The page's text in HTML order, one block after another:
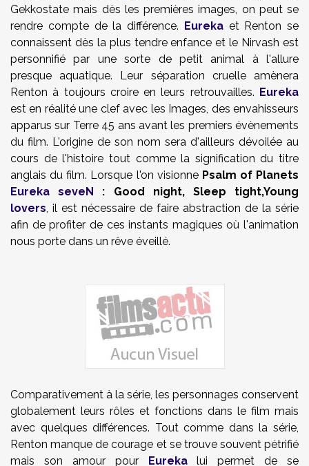
Gekkostate mais dès les premières images, on peut se
rendre compte de la différence. Eurekaet Renton se
connaissent dès la plus tendre enfance et le Nirvash est
personnifié par une sorte de petit animal à l'allure
presque aquatique. Leur séparation cruelle amènera
Renton à toujours croire en leurs retrouvailles. Eureka
est en réalité une clef avec les Images, des envahisseurs
apparus sur Terre 45 ans avant les premiers évènements
du film. L'origine de son nom sera d'ailleurs dévoilée au
cours de l'histoire tout comme la signification du titre
anglais du film. Lorsque l'on visionne Psalm of Planets
Eureka seveN : Good night, Sleep tight,Young
lovers, il est nécessaire de faire abstraction de la série
afin de profiter de ces instants magiques où l'animation
nous porte dans un rêve éveillé.
Comparativement à la série, les personnages conservent
globalement leurs rôles et fonctions dans le film mais
avec quelques différences. Tout comme dans la série,
Renton manque de courage et se trouve souvent pétrifié
mais son amour pour Eurekalui permet de se